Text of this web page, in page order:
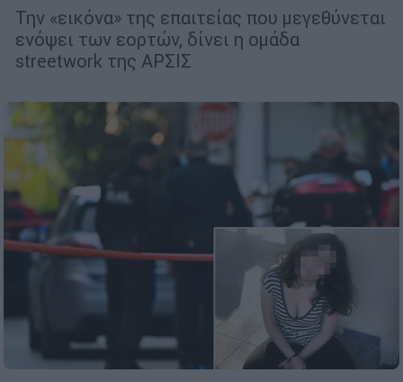
Την «εικόνα» της επαιτείας που μεγεθύνεται
ενόψει των εορτών, δίνει η ομάδα
streetwork της ΑΡΣΙΣ